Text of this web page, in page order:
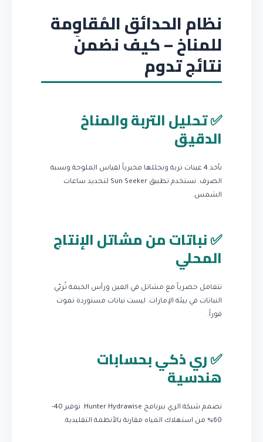
نظام الحدائق المُقاوِمة
للمناخ – كيف نضمن
نتائج تدوم
✅ تحليل التربة والمناخ
الدقيق
نأخذ 4 عينات تربة ونحللها مخبرياً لقياس الملوحة ونسبة
الصرف. نستخدم تطبيق Sun Seeker لتحديد ساعات
الشمس.
✅ نباتات من مشاتل الإنتاج
المحلي
نتعامل حصرياً مع مشاتل في العين ورأس الخيمة تُربّي
النباتات في بيئة الإمارات. ليست نباتات مستوردة تموت
فوراً.
✅ ري ذكي بحسابات
هندسية
نصمم شبكة الري ببرنامج Hunter Hydrawise. توفير 40-
60% من استهلاك المياه مقارنة بالأنظمة التقليدية.